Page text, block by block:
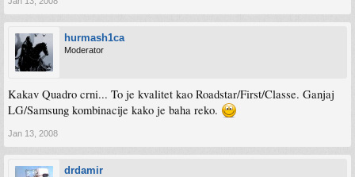
hurmash1ca
Moderator
Kakav Quadro crni... To je kvalitet kao Roadstar/First/Classe. Ganjaj
LG/Samsung kombinacije kako je baha reko.
Jan 13, 2008
drdamir